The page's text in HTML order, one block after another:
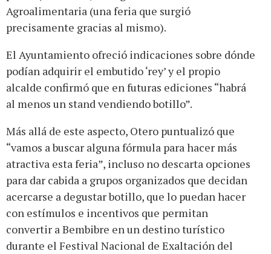
Agroalimentaria (una feria que surgió
precisamente gracias al mismo).
El Ayuntamiento ofreció indicaciones sobre dónde
podían adquirir el embutido ‘rey’ y el propio
alcalde confirmó que en futuras ediciones “habrá
al menos un stand vendiendo botillo”.
Más allá de este aspecto, Otero puntualizó que
“vamos a buscar alguna fórmula para hacer más
atractiva esta feria”, incluso no descarta opciones
para dar cabida a grupos organizados que decidan
acercarse a degustar botillo, que lo puedan hacer
con estímulos e incentivos que permitan
convertir a Bembibre en un destino turístico
durante el Festival Nacional de Exaltación del